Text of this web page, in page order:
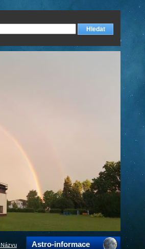
Názvu Astro-informace